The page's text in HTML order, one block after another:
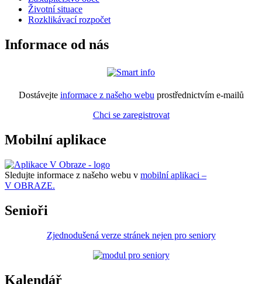
Životní situace
Rozklikávací rozpočet
Informace od nás
Dostávejte informace z našeho webu prostřednictvím e-mailů
Chci se zaregistrovat
Mobilní aplikace
Sledujte informace z našeho webu v mobilní aplikaci –
V OBRAZE.
Senioři
Zjednodušená verze stránek nejen pro seniory
Kalendář